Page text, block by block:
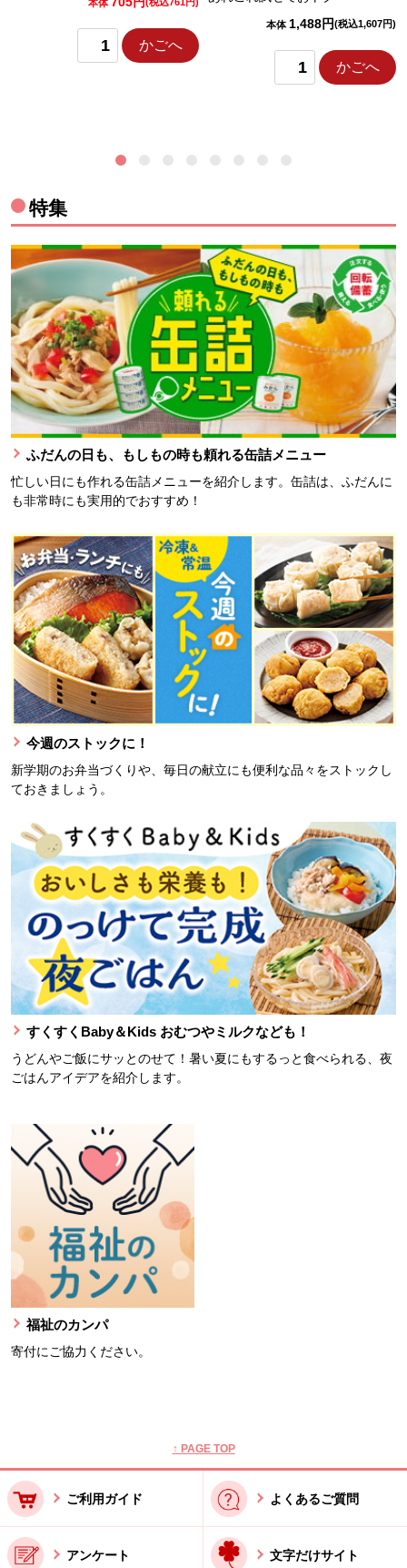
本体
かごへ
本体 1,488円(税込1,607円)
かごへ
特集
ふだんの日も、もしもの時も頼れる缶詰メニュー
忙しい日にも作れる缶詰メニューを紹介します。缶詰は、ふだんに
も非常時にも実用的でおすすめ！
今週のストックに！
新学期のお弁当づくりや、毎日の献立にも便利な品々をストックし
ておきましょう。
すくすくBaby＆Kids おむつやミルクなども！
うどんやご飯にサッとのせて！暑い夏にもするっと食べられる、夜
ごはんアイデアを紹介します。
福祉のカンパ
寄付にご協力ください。
↑ PAGE TOP
ご利用ガイド よくあるご質問
アンケート 文字だけサイト